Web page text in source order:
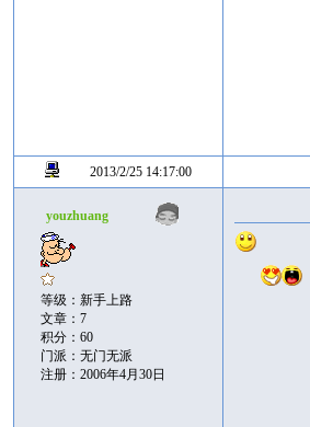
2013/2/25 14:17:00
youzhuang
等级：新手上路
文章：7
积分：60
门派：无门无派
注册：2006年4月30日